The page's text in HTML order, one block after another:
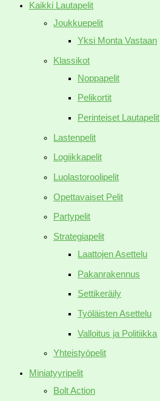
Kaikki Lautapelit
Joukkuepelit
Yksi Monta Vastaan
Klassikot
Noppapelit
Pelikortit
Perinteiset Lautapelit
Lastenpelit
Logiikkapelit
Luolastoroolipelit
Opettavaiset Pelit
Partypelit
Strategiapelit
Laattojen Asettelu
Pakanrakennus
Settikeräily
Työläisten Asettelu
Valloitus ja Politiikka
Yhteistyöpelit
Miniatyyripelit
Bolt Action